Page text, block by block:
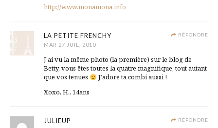
http://www.monamona.info
RÉPONDRE
LA PETITE FRENCHY
MAR 27 JUIL, 2010
J’ai vu la même photo (la première) sur le blog de
Betty, vous êtes toutes la quatre magnifique, tout autant
que vos tenues
J’adore ta combi aussi !
Xoxo, H., 14ans
RÉPONDRE
JULIEUP